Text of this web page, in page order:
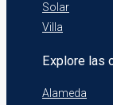
Solar
Villa
Explore las
Alameda